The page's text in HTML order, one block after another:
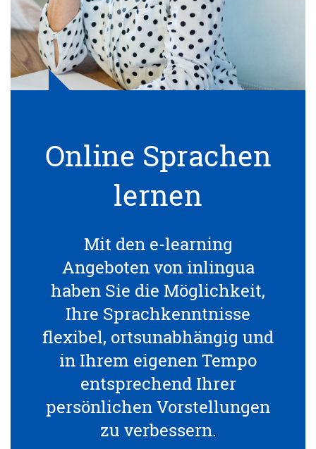
Online Sprachen
lernen
Mit den e-learning
Angeboten von inlingua
haben Sie die Möglichkeit,
Ihre Sprachkenntnisse
flexibel, ortsunabhängig und
in Ihrem eigenen Tempo
entsprechend Ihrer
persönlichen Vorstellungen
zu verbessern.